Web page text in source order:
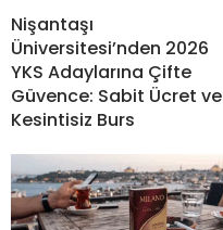
Nişantaşı
Üniversitesi’nden 2026
YKS Adaylarına Çifte
Güvence: Sabit Ücret ve
Kesintisiz Burs